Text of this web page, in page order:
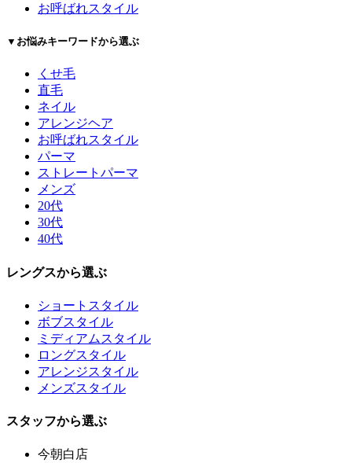
お呼ばれスタイル
▼お悩みキーワードから選ぶ
くせ毛
直毛
ネイル
アレンジヘア
お呼ばれスタイル
パーマ
ストレートパーマ
メンズ
20代
30代
40代
レングスから選ぶ
ショートスタイル
ボブスタイル
ミディアムスタイル
ロングスタイル
アレンジスタイル
メンズスタイル
スタッフから選ぶ
今朝白店